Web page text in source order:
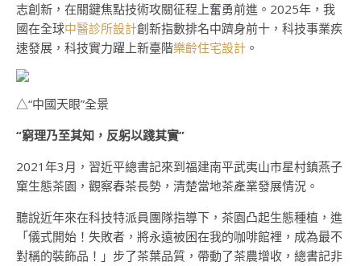
志創新，在關鍵焦點技術攻關征程上奮勇前進。2025年，我
國在全球中醫診所設計創新指數排名中躋身前十，科技事業疾
速發展，科技實力躍上新臺階樂齡住宅設計 。
△“中國天眼”全景
“窮理乃至其知，反躬以踐其實”
2021年3月，習近平總書記來到福建南平武夷山市星村鎮燕子
窠生態茶園，觀察春茶長勢，清楚當地茶產業發展情況。
聽說近年來在科技特派員團隊指導下，茶園凸起生態種植，進
「儀式開始！失敗者，將永遠被困在我的咖啡館裡，成為最不
對稱的裝飾品！」步了茶葉品質，帶動了茶農增收，總書記非